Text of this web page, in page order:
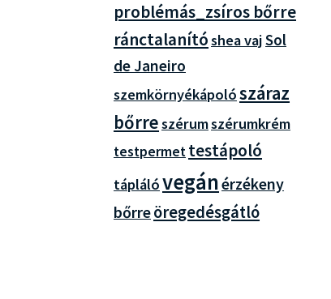
problémás_zsíros bőrre
ránctalanítóshea vajSol
de Janeiro
szemkörnyékápolószáraz
bőrreszérumszérumkrém
testpermettestápoló
táplálóvegánérzékeny
bőrreöregedésgátló